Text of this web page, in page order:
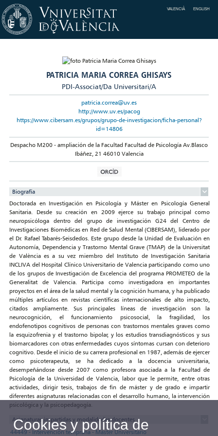
VALENCIÀ ENGLISH
PATRICIA MARIA CORREA GHISAYS
PDI-Associat/Da Universitari/A
patricia.correa@uv.es
http://www.uv.es/pacog
https://www.cibersam.es/grupos/grupo-de-investigacion/ficha-personal?
id=14806
Despacho M200 - ampliación de la Facultad Facultad de Psicología Av.Blasco
Ibáñez, 21 46010 Valencia
Biografía
Doctorada en Investigación en Psicología y Máster en Psicología General
Sanitaria. Desde su creación en 2009 ejerce su trabajo principal como
neuropsicóloga dentro del grupo de investigación G24 del Centro de
Investigaciones Biomédicas en Red de Salud Mental (CIBERSAM), liderado por
el Dr. Rafael Tabarés-Seisdedos. Este grupo desde la Unidad de Evaluación en
Autonomía, Dependencia y Trastorno Mental Grave (TMAP) de la Universitat
de València es a su vez miembro del Instituto de Investigación Sanitaria
INCLIVA del Hospital Clínico Universitario de Valencia participando como uno
de los grupos de Investigación de Excelencia del programa PROMETEO de la
Generalitat de Valencia. Participa como investigadora en importantes
proyectos en el área de la salud mental y la cognición humana, y ha publicado
múltiples artículos en revistas científicas internacionales de alto impacto,
citados ampliamente. Sus principales líneas de investigación son la
neurocognición, el funcionamiento psicosocial, la fragilidad, los
endofenotipos cognitivos de personas con trastornos mentales graves como
la esquizofrenia y el trastorno bipolar, y los estudios transdiagnósticos y sus
biomarcadores con otras enfermedades cuyos síntomas cursan con deterioro
cognitivo. Desde el inicio de su carrera profesional en 1987, además de ejercer
como psicoterapeuta, se ha dedicado a la docencia universitaria,
desempeñándose desde 2007 como profesora asociada a la Facultad de
Psicología de la Universidad de Valencia, labor que le permite, entre otras
actividades, dirigir tesis, trabajos de fin de máster y de grado e impartir
diferentes asignaturas relacionadas con el desarrollo humano, la intervención
psicológica y la psicopedagogía.
Asignaturas impartidas y modalidades docentes
44449 - Intervención temprana - Máster Universitario
Cookies y política de